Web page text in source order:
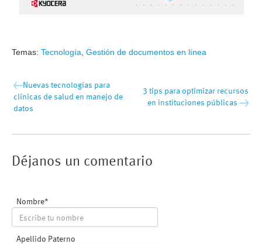
Temas: Tecnología, Gestión de documentos en línea
←Nuevas tecnologías para
clínicas de salud en manejo de
datos
3 tips para optimizar recursos
en instituciones públicas →
Nombre*
Apellido Paterno